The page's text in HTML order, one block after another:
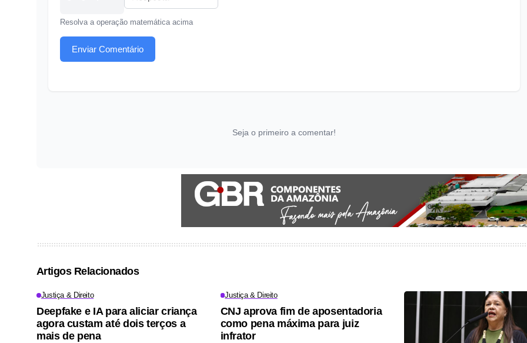
Resolva a operação matemática acima
Enviar Comentário
Seja o primeiro a comentar!
Artigos Relacionados
Justiça & Direito
Deepfake e IA para aliciar criança
agora custam até dois terços a
mais de pena
Justiça & Direito
CNJ aprova fim de aposentadoria
como pena máxima para juiz
infrator